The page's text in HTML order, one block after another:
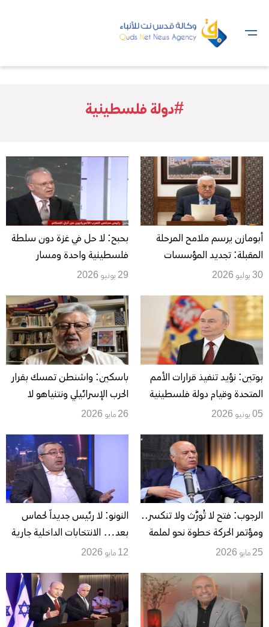
#دولة فلسطينية
أبومازن يرسم ملامح المرحلة
المقبلة: تجديد المؤسسات
وانتخابات متتالية ودولة موحدة
30 يوليو 2026
بحبح: لا حل في غزة دون سلطة
فلسطينية واحدة ومسار
سياسي يقود إلى دولة مستقلة
29 يونيو 2026
بوتين: نؤيد تنفيذ قرارات الأمم
المتحدة وقيام دولة فلسطينية
مستقلة
05 يونيو 2026
باسكين: واشنطن تمسك بقرار
الحرب الإسرائيلي ونتنياهو لا
يملك هامشاً مستقلاً للتصعيد
26 مايو 2026
الرجوب: فتح لا تُورَّث ولا تنكسر..
ومؤتمر الحركة خطوة نحو لملمة
الداخل وتجديد الشرعية
25 مايو 2026
النونو: لا رئيس جديداً لحماس
بعد… الانتخابات الداخلية جارية
لاستكمال الشواغر القيادية
الأولى قبل بحث السلاح والمرحلة
الثانية
12 مايو 2026